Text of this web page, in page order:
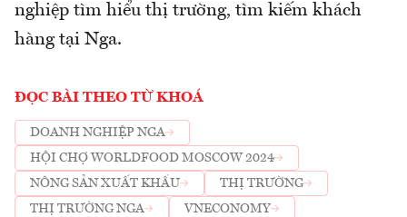
nghiệp tìm hiểu thị trường, tìm kiếm khách
hàng tại Nga.
ĐỌC BÀI THEO TỪ KHOÁ
DOANH NGHIỆP NGA
HỘI CHỢ WORLDFOOD MOSCOW 2024
NÔNG SẢN XUẤT KHẨU
THỊ TRƯỜNG
THỊ TRƯỜNG NGA
VNECONOMY